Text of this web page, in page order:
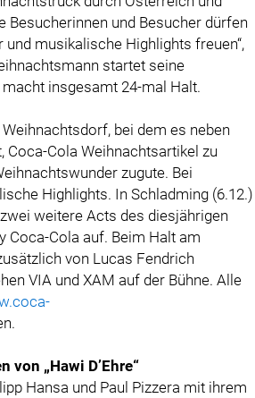
Besucherinnen und Besucher dürfen
musikalische Highlights freuen“,
startet seine
insgesamt 24-mal Halt.
bei dem es neben
Cola Weihnachtsartikel zu
zugute. Bei
Highlights. In Schladming (6.12.)
weitere Acts des diesjährigen
Coca-Cola auf. Beim Halt am
von Lucas Fendrich
VIA und XAM auf der Bühne. Alle
„Hawi D’Ehre“
Hansa und Paul Pizzera mit ihrem